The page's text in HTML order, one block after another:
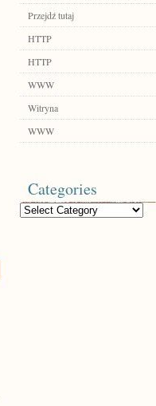
Przejdź tutaj
HTTP
HTTP
WWW
Witryna
WWW
Categories
Categories